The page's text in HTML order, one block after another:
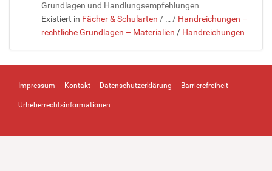
Grundlagen und Handlungsempfehlungen
Existiert in Fächer & Schularten / … / Handreichungen –
rechtliche Grundlagen – Materialien / Handreichungen
Impressum Kontakt Datenschutzerklärung Barrierefreiheit
Urheberrechtsinformationen